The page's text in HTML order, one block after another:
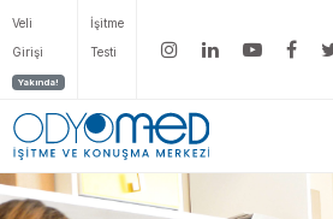
Veli
Girişi
Yakında!
İşitme
Testi